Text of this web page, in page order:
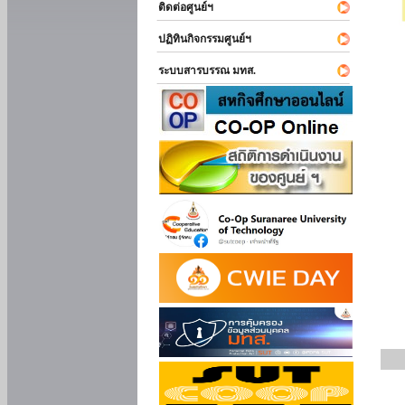
ติดต่อศูนย์ฯ
ปฏิทินกิจกรรมศูนย์ฯ
ระบบสารบรรณ มทส.